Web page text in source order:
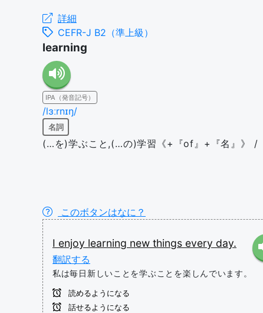
詳細
CEFR-J B2（準上級）
learning
IPA（発音記号）
/lɜːrnɪŋ/
名詞
(…を)学ぶこと,(…の)学習《+『of』+『名』》 /
このボタンはなに？
I enjoy learning new things every day.
翻訳する
私は毎日新しいことを学ぶことを楽しんでいます。
読めるようになる
話せるようになる